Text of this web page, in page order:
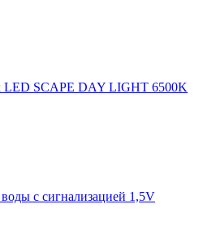
LED SCAPE DAY LIGHT 6500K
с сигнализацией 1,5V